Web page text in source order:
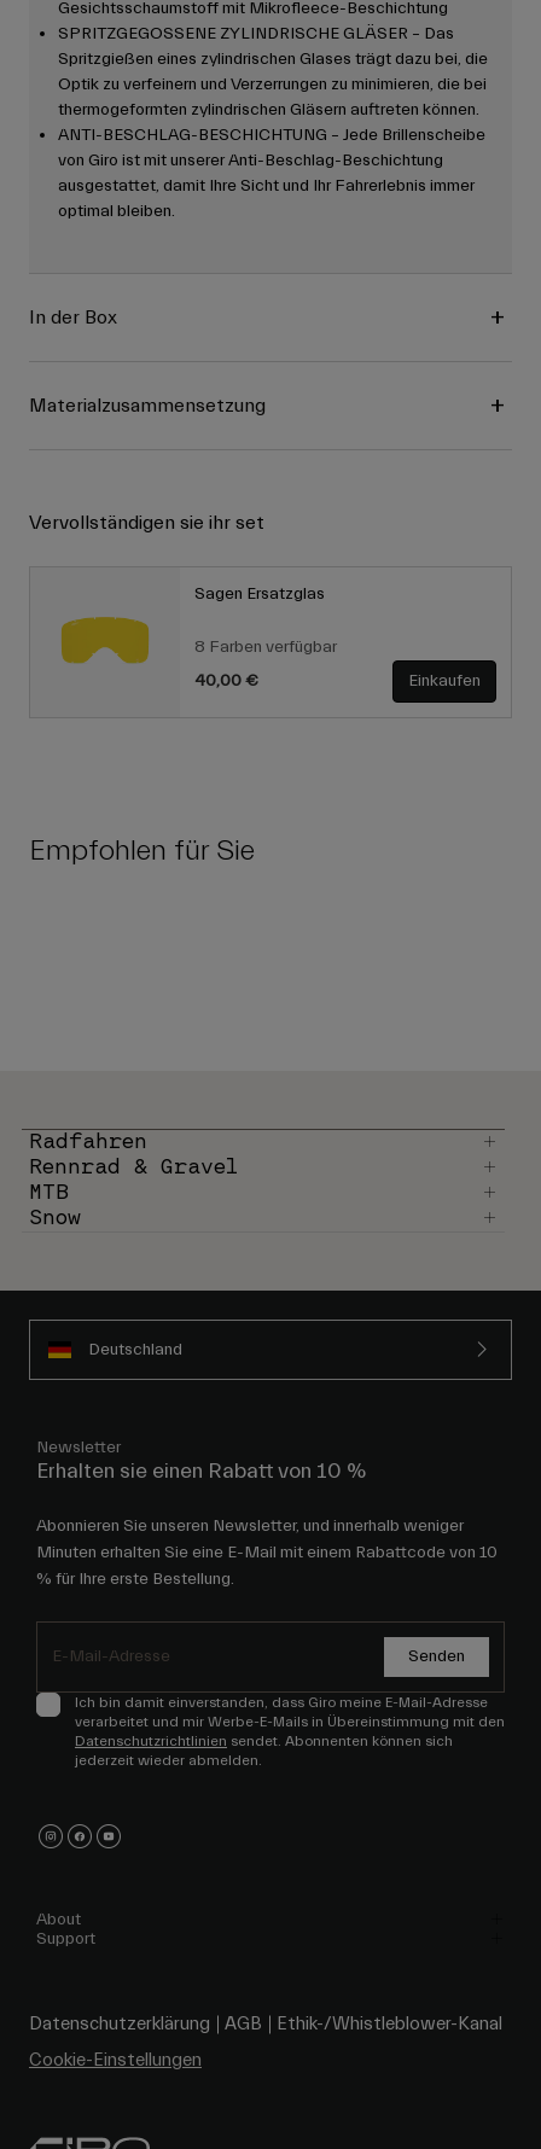
Gesichtsschaumstoff mit Mikrofleece-Beschichtung
SPRITZGEGOSSENE ZYLINDRISCHE GLÄSER – Das
Spritzgießen eines zylindrischen Glases trägt dazu bei, die
Optik zu verfeinern und Verzerrungen zu minimieren, die bei
thermogeformten zylindrischen Gläsern auftreten können.
ANTI-BESCHLAG-BESCHICHTUNG – Jede Brillenscheibe
von Giro ist mit unserer Anti-Beschlag-Beschichtung
ausgestattet, damit Ihre Sicht und Ihr Fahrerlebnis immer
optimal bleiben.
In der Box
Materialzusammensetzung
Vervollständigen sie ihr set
Sagen Ersatzglas
8 Farben verfügbar
40,00 €
Einkaufen
Empfohlen für Sie
Radfahren
Rennrad & Gravel
MTB
Snow
Deutschland
Newsletter
Erhalten sie einen Rabatt von 10 %
Abonnieren Sie unseren Newsletter, und innerhalb weniger
Minuten erhalten Sie eine E-Mail mit einem Rabattcode von 10
% für Ihre erste Bestellung.
Senden
Ich bin damit einverstanden, dass Giro meine E-Mail-Adresse
verarbeitet und mir Werbe-E-Mails in Übereinstimmung mit den
Datenschutzrichtlinien sendet. Abonnenten können sich
jederzeit wieder abmelden.
About
Support
Datenschutzerklärung AGB
Ethik-/Whistleblower-Kanal
Cookie-Einstellungen